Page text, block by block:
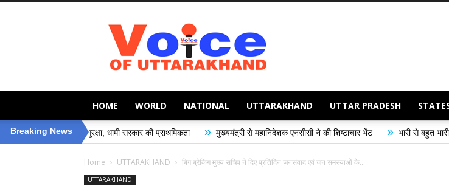
Voice
of
Uttarakhand
HOME WORLD NATIONAL UTTARAKHAND UTTAR PRADESH
Breaking News
सेहत की सुरक्षा, धामी सरकार की प्राथमिकता » मुख्यमंत्री से महानिदेशक एनसीसी ने की शिष्टाचार भेंट » भारी से बहुत भारी वर्षा की
Home UTTARAKHAND बिग ब्रेकिंग मुख्य सचिव ने दिए प्रतिदिन जनसंवाद एवं जन समस्याओं के...
UTTARAKHAND